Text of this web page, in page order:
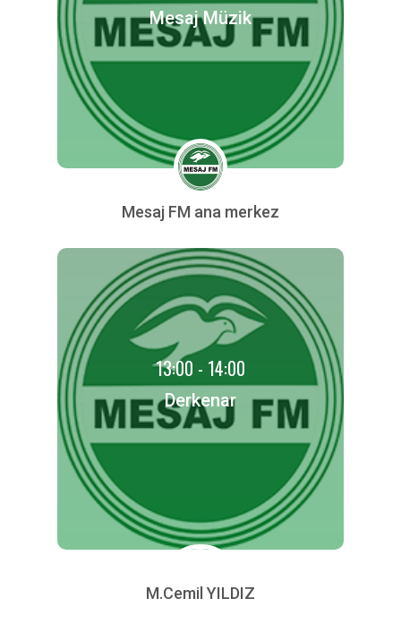
Mesaj Müzik
Mesaj FM ana merkez
13:00 - 14:00
Derkenar
M.Cemil YILDIZ